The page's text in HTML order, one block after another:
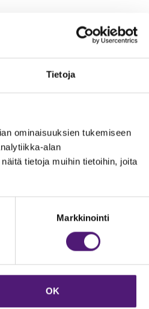
Tietoja
ominaisuuksien tukemiseen
alan
tietoja muihin tietoihin, joita
Markkinointi
OK